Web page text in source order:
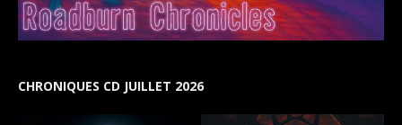
CHRONIQUES CD JUILLET 2026